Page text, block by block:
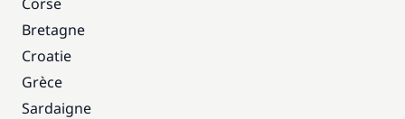
Bretagne
Croatie
Grèce
Sardaigne